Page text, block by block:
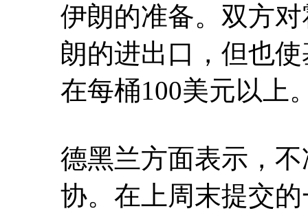
伊朗的准备。双方
朗的进出口，但也
在每桶100美元以上
德黑兰方面表示，
协。在上周末提交